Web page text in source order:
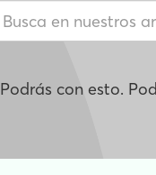
Podrás con esto.